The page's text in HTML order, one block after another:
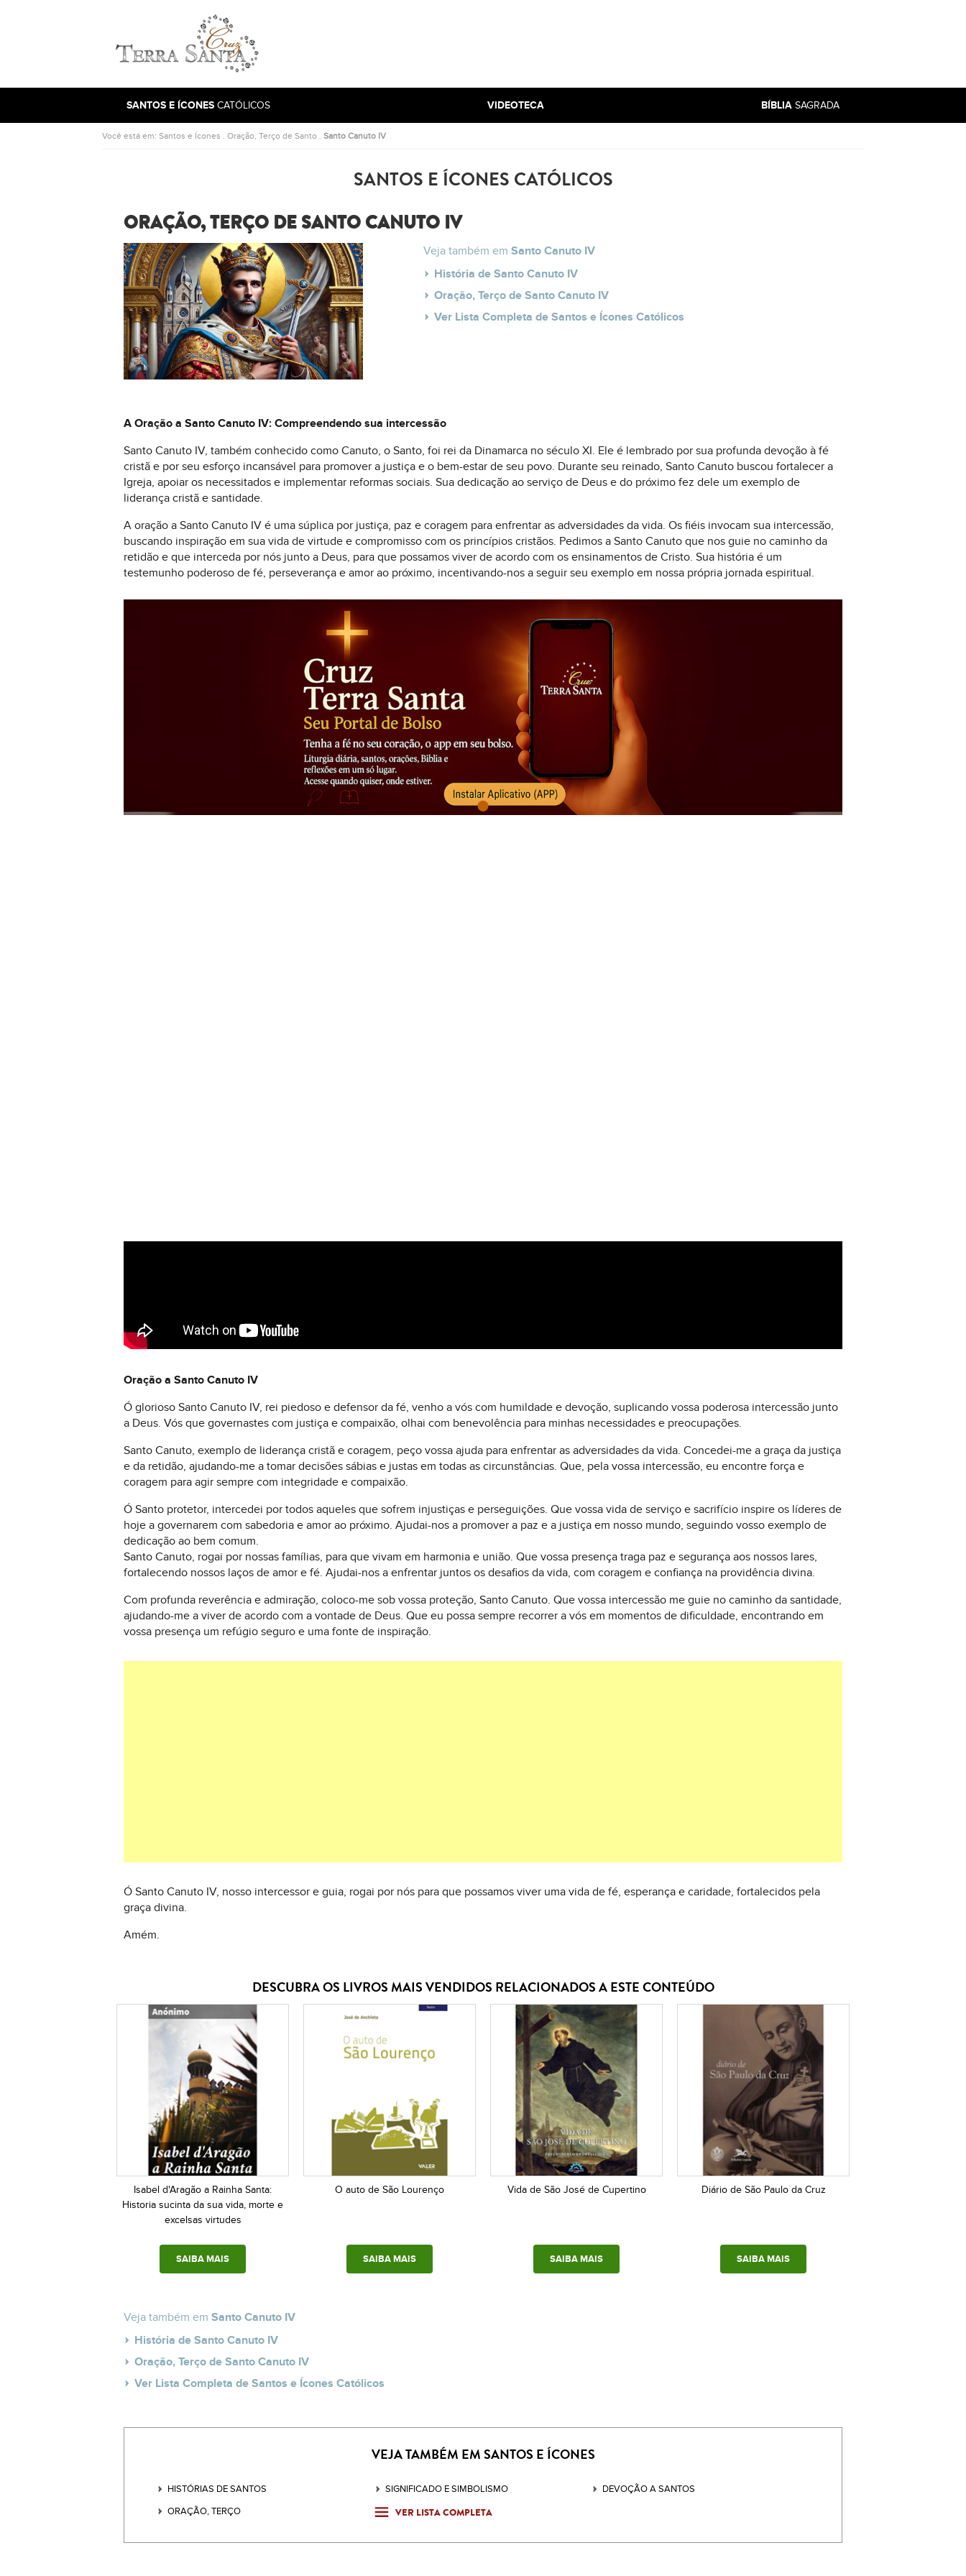
Ir para a página inicial
SANTOS E ÍCONES CATÓLICOS VIDEOTECA BÍBLIA SAGRADA
Você está em: Santos e Ícones . Oração, Terço de Santo . Santo Canuto IV
SANTOS E ÍCONES CATÓLICOS
ORAÇÃO, TERÇO DE SANTO CANUTO IV
Veja também em Santo Canuto IV
História de Santo Canuto IV
Oração, Terço de Santo Canuto IV
Ver Lista Completa de Santos e Ícones Católicos
A Oração a Santo Canuto IV: Compreendendo sua intercessão
Santo Canuto IV, também conhecido como Canuto, o Santo, foi rei da Dinamarca no século XI. Ele é lembrado por sua profunda devoção à fé
cristã e por seu esforço incansável para promover a justiça e o bem-estar de seu povo. Durante seu reinado, Santo Canuto buscou fortalecer a
Igreja, apoiar os necessitados e implementar reformas sociais. Sua dedicação ao serviço de Deus e do próximo fez dele um exemplo de
liderança cristã e santidade.
A oração a Santo Canuto IV é uma súplica por justiça, paz e coragem para enfrentar as adversidades da vida. Os fiéis invocam sua intercessão,
buscando inspiração em sua vida de virtude e compromisso com os princípios cristãos. Pedimos a Santo Canuto que nos guie no caminho da
retidão e que interceda por nós junto a Deus, para que possamos viver de acordo com os ensinamentos de Cristo. Sua história é um
testemunho poderoso de fé, perseverança e amor ao próximo, incentivando-nos a seguir seu exemplo em nossa própria jornada espiritual.
Oração a Santo Canuto IV
Ó glorioso Santo Canuto IV, rei piedoso e defensor da fé, venho a vós com humildade e devoção, suplicando vossa poderosa intercessão junto
a Deus. Vós que governastes com justiça e compaixão, olhai com benevolência para minhas necessidades e preocupações.
Santo Canuto, exemplo de liderança cristã e coragem, peço vossa ajuda para enfrentar as adversidades da vida. Concedei-me a graça da justiça
e da retidão, ajudando-me a tomar decisões sábias e justas em todas as circunstâncias. Que, pela vossa intercessão, eu encontre força e
coragem para agir sempre com integridade e compaixão.
Ó Santo protetor, intercedei por todos aqueles que sofrem injustiças e perseguições. Que vossa vida de serviço e sacrifício inspire os líderes de
hoje a governarem com sabedoria e amor ao próximo. Ajudai-nos a promover a paz e a justiça em nosso mundo, seguindo vosso exemplo de
dedicação ao bem comum.
Santo Canuto, rogai por nossas famílias, para que vivam em harmonia e união. Que vossa presença traga paz e segurança aos nossos lares,
fortalecendo nossos laços de amor e fé. Ajudai-nos a enfrentar juntos os desafios da vida, com coragem e confiança na providência divina.
Com profunda reverência e admiração, coloco-me sob vossa proteção, Santo Canuto. Que vossa intercessão me guie no caminho da santidade,
ajudando-me a viver de acordo com a vontade de Deus. Que eu possa sempre recorrer a vós em momentos de dificuldade, encontrando em
vossa presença um refúgio seguro e uma fonte de inspiração.
Ó Santo Canuto IV, nosso intercessor e guia, rogai por nós para que possamos viver uma vida de fé, esperança e caridade, fortalecidos pela
graça divina.
Amém.
DESCUBRA OS LIVROS MAIS VENDIDOS RELACIONADOS A ESTE CONTEÚDO
Isabel d'Aragão a Rainha Santa:
Historia sucinta da sua vida, morte e
excelsas virtudes
SAIBA MAIS
O auto de São Lourenço
SAIBA MAIS
Vida de São José de Cupertino
SAIBA MAIS
Diário de São Paulo da Cruz
SAIBA MAIS
Veja também em Santo Canuto IV
História de Santo Canuto IV
Oração, Terço de Santo Canuto IV
Ver Lista Completa de Santos e Ícones Católicos
VEJA TAMBÉM EM SANTOS E ÍCONES
HISTÓRIAS DE SANTOS SIGNIFICADO E SIMBOLISMO
DEVOÇÃO A SANTOS
ORAÇÃO, TERÇO
VER LISTA COMPLETA